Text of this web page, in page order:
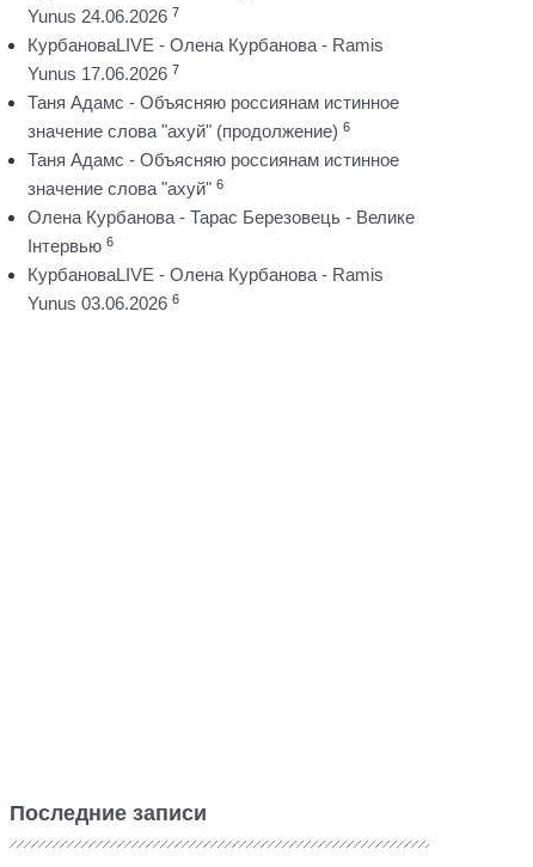
Yunus 24.06.2026 7
КурбановаLIVE - Олена Курбанова - Ramis
Yunus 17.06.2026 7
Таня Адамс - Объясняю россиянам истинное
значение слова "ахуй" (продолжение) 6
Таня Адамс - Объясняю россиянам истинное
значение слова "ахуй" 6
Олена Курбанова - Тарас Березовець - Велике
Інтервью 6
КурбановаLIVE - Олена Курбанова - Ramis
Yunus 03.06.2026 6
Последние записи